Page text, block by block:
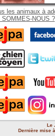
les animaux à
SOMMES-NOUS ?
Le
Dernière mise